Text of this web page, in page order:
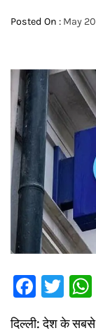
Posted On : May
दिल्ली: देश के